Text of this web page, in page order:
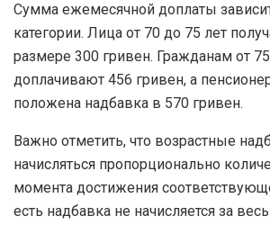
Сумма ежемесячной доплаты
категории. Лица от 70 до 75 лет
размере 300 гривен. Гражданам от
доплачивают 456 гривен, а
положена надбавка в 570 гривен.
Важно отметить, что возрастные
начисляться пропорционально
момента достижения
есть надбавка не начисляется за